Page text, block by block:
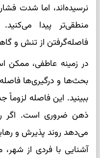
نرسیده‌اند، اما شدت
منطقی‌تر پیدا
فاصله‌گرفتن از تنش و
در زمینه عاطفی، ممکن
بحث‌ها و درگیری‌ها فاصله
ببینید. این فاصله
ذهن ضروری است. اگر
می‌دهد روند پذیرش و
آشنایی با فردی از